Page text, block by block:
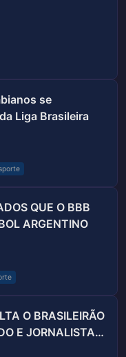
se
Liga Brasileira
QUE O BBB
ARGENTINO
O BRASILEIRÃO
E JORNALISTA
VIVO